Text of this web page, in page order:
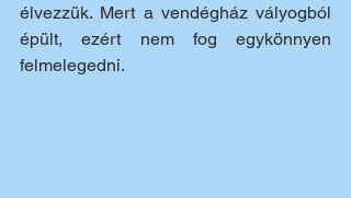
élvezzük. Mert a vendégház vályogból
épült, ezért nem fog egykönnyen
felmelegedni.